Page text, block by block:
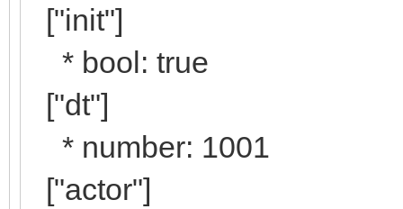
["init"]
* bool: true
["dt"]
* number: 1001
["actor"]